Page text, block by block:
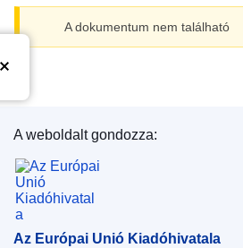
A dokumentum nem található
Az Európai Unió Kiadóhivatala
A weboldalt gondozza:
Az Európai Unió Kiadóhivatala